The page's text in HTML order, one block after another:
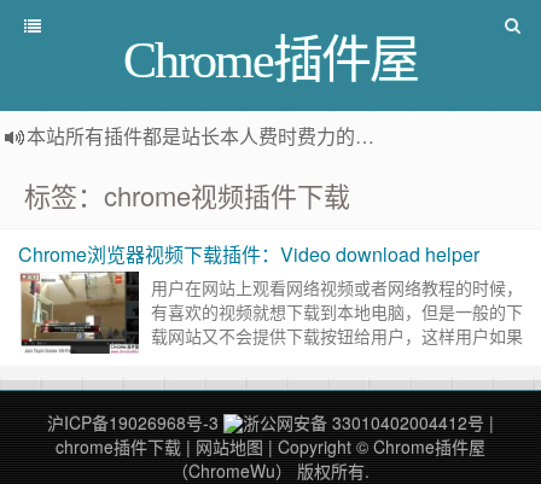
Chrome插件屋
本站所有插件都是站长本人费时费力的人工筛选推荐
标签：chrome视频插件下载
Chrome浏览器视频下载插件：Video download helper
用户在网站上观看网络视频或者网络教程的时候，
有喜欢的视频就想下载到本地电脑，但是一般的下
载网站又不会提供下载按钮给用户，这样用户如果
家介绍一款可以把任何网站……继续阅读 »
沪ICP备19026968号-3
浙公网安备 33010402004412号 |
chrome插件下载 | 网站地图 | Copyright © Chrome插件屋
（ChromeWu） 版权所有.